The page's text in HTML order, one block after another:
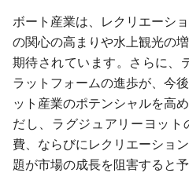
ボート産業は、レクリエーシ
の関心の高まりや水上観光の
期待されています。さらに、
ラットフォームの進歩が、今
ット産業のポテンシャルを高
だし、ラグジュアリーヨッ
費、ならびにレクリエーショ
題が市場の成長を阻害すると